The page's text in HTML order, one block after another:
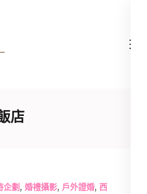
高雄婚禮主持│婚禮攝影
主持
高雄婚禮主持、推薦婚禮主持、
店
企劃 , 婚禮攝影, 戶外證婚, 西